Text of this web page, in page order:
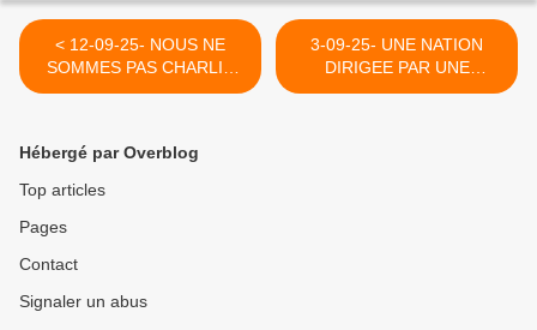
< 12-09-25- NOUS NE
SOMMES PAS CHARLIE
(CAPJPO-
3-09-25- UNE NATION
DIRIGEE PAR UNE
CLASSE POLITIQUE
Hébergé par Overblog
Top articles
Pages
Contact
Signaler un abus